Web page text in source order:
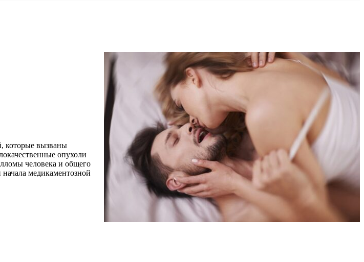
которые вызваны
опухоли
человека и общего
медикаментозной